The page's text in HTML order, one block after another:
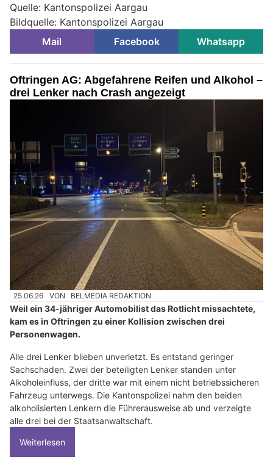
Quelle: Kantonspolizei Aargau
Bildquelle: Kantonspolizei Aargau
Mail
Facebook Whatsapp
Oftringen AG: Abgefahrene Reifen und Alkohol –
drei Lenker nach Crash angezeigt
25.06.26 VON BELMEDIA REDAKTION
Weil ein 34-jähriger Automobilist das Rotlicht missachtete,
kam es in Oftringen zu einer Kollision zwischen drei
Personenwagen.
Alle drei Lenker blieben unverletzt. Es entstand geringer
Sachschaden. Zwei der beteiligten Lenker standen unter
Alkoholeinfluss, der dritte war mit einem nicht betriebssicheren
Fahrzeug unterwegs. Die Kantonspolizei nahm den beiden
alkoholisierten Lenkern die Führerausweise ab und verzeigte
alle drei bei der Staatsanwaltschaft.
Weiterlesen